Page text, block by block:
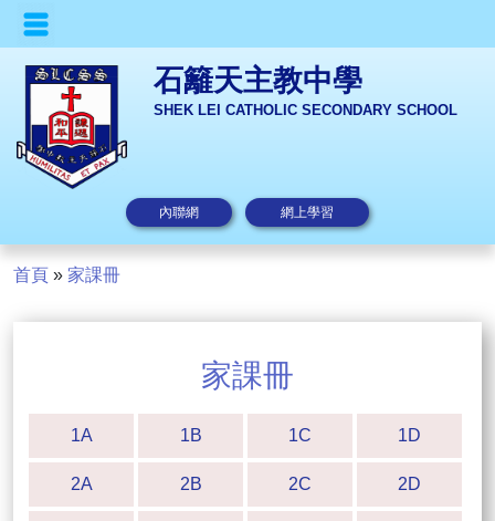
石籬天主教中學
SHEK LEI CATHOLIC SECONDARY SCHOOL
內聯網 網上學習
首頁 » 家課冊
家課冊
1A 1B 1C 1D
2A 2B 2C 2D